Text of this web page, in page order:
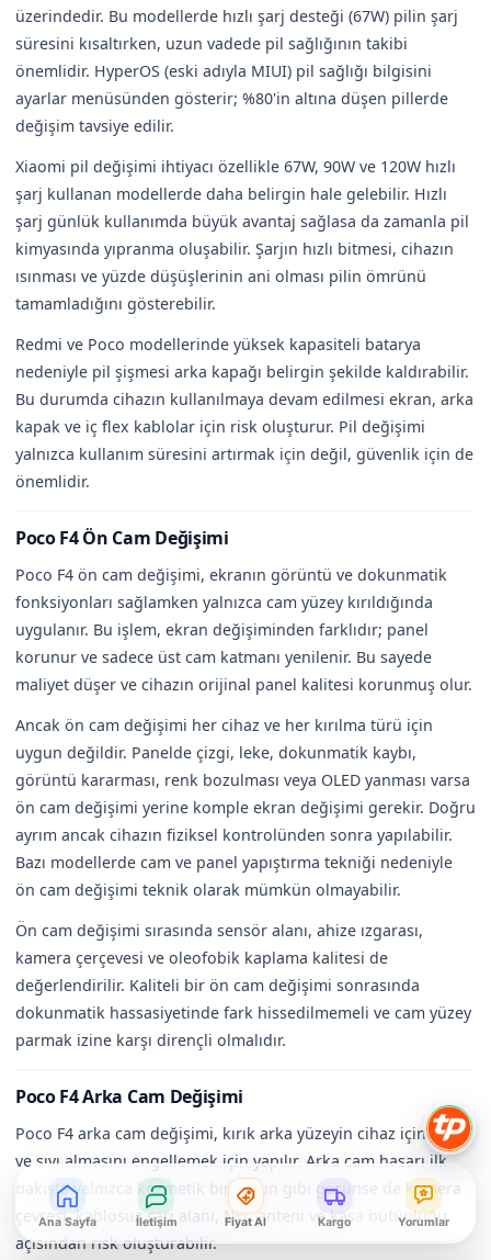
üzerindedir. Bu modellerde hızlı şarj desteği (67W) pilin şarj
süresini kısaltırken, uzun vadede pil sağlığının takibi
önemlidir. HyperOS (eski adıyla MIUI) pil sağlığı bilgisini
ayarlar menüsünden gösterir; %80'in altına düşen pillerde
değişim tavsiye edilir.
Xiaomi pil değişimi ihtiyacı özellikle 67W, 90W ve 120W hızlı
şarj kullanan modellerde daha belirgin hale gelebilir. Hızlı
şarj günlük kullanımda büyük avantaj sağlasa da zamanla pil
kimyasında yıpranma oluşabilir. Şarjın hızlı bitmesi, cihazın
ısınması ve yüzde düşüşlerinin ani olması pilin ömrünü
tamamladığını gösterebilir.
Redmi ve Poco modellerinde yüksek kapasiteli batarya
nedeniyle pil şişmesi arka kapağı belirgin şekilde kaldırabilir.
Bu durumda cihazın kullanılmaya devam edilmesi ekran, arka
kapak ve iç flex kablolar için risk oluşturur. Pil değişimi
yalnızca kullanım süresini artırmak için değil, güvenlik için de
önemlidir.
Poco F4 Ön Cam Değişimi
Poco F4 ön cam değişimi, ekranın görüntü ve dokunmatik
fonksiyonları sağlamken yalnızca cam yüzey kırıldığında
uygulanır. Bu işlem, ekran değişiminden farklıdır; panel
korunur ve sadece üst cam katmanı yenilenir. Bu sayede
maliyet düşer ve cihazın orijinal panel kalitesi korunmuş olur.
Ancak ön cam değişimi her cihaz ve her kırılma türü için
uygun değildir. Panelde çizgi, leke, dokunmatik kaybı,
görüntü kararması, renk bozulması veya OLED yanması varsa
ön cam değişimi yerine komple ekran değişimi gerekir. Doğru
ayrım ancak cihazın fiziksel kontrolünden sonra yapılabilir.
Bazı modellerde cam ve panel yapıştırma tekniği nedeniyle
ön cam değişimi teknik olarak mümkün olmayabilir.
Ön cam değişimi sırasında sensör alanı, ahize ızgarası,
kamera çerçevesi ve oleofobik kaplama kalitesi de
değerlendirilir. Kaliteli bir ön cam değişimi sonrasında
dokunmatik hassasiyetinde fark hissedilmemeli ve cam yüzey
parmak izine karşı dirençli olmalıdır.
Poco F4 Arka Cam Değişimi
Poco F4 arka cam değişimi, kırık arka yüzeyin cihaz içine toz
ve sıvı almasını engellemek için yapılır. Arka cam hasarı ilk
bakışta yalnızca kozmetik bir sorun gibi görünse de kamera
çevresi, kablosuz şarj alanı, NFC anteni ve kasa bütünlüğü
açısından risk oluşturabilir.
Ana Sayfa İletişim Fiyat Al Kargo Yorumlar